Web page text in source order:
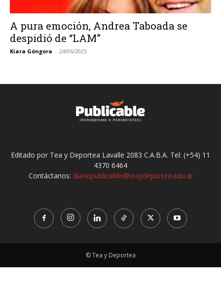
A pura emoción, Andrea Taboada se
despidió de “LAM”
Kiara Góngora - 24/06/2023
Editado por Tea y Deportea Lavalle 2083 C.A.B.A. Tel: (+54) 11
4370 6464
Contáctanos: diariopublicable@teaydeportea.edu.ar
© Tea y Deportea